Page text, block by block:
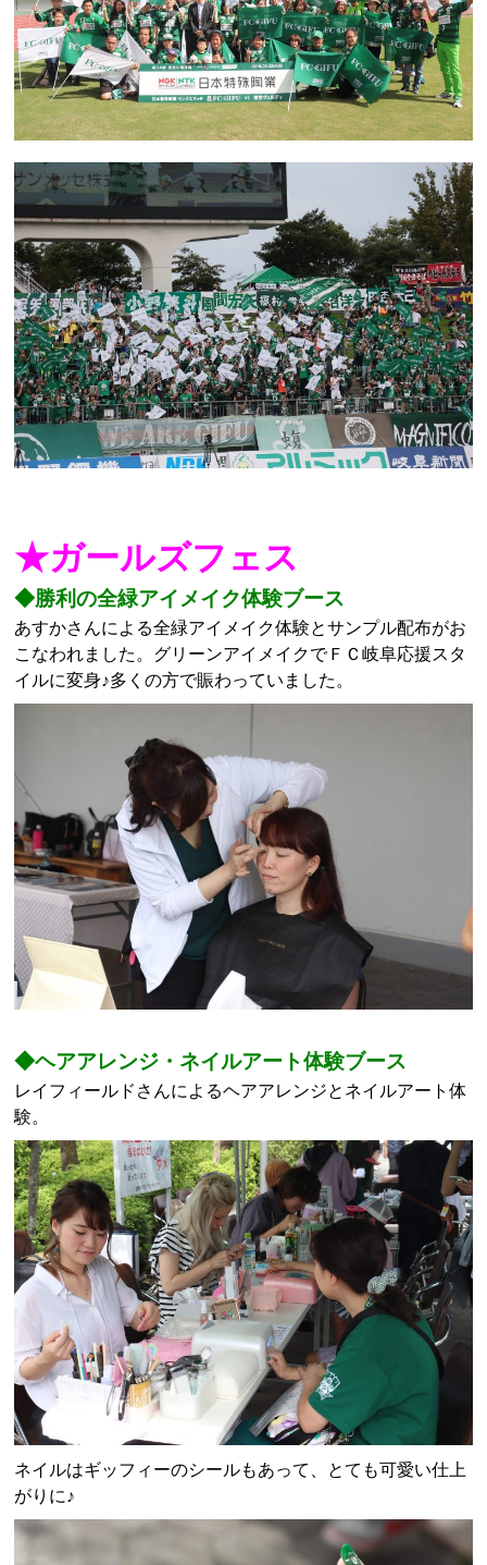
★ガールズフェス
◆勝利の全緑アイメイク体験ブース
あすかさんによる全緑アイメイク体験とサンプル配布がお
こなわれました。グリーンアイメイクでＦＣ岐阜応援スタ
イルに変身♪多くの方で賑わっていました。
◆ヘアアレンジ・ネイルアート体験ブース
レイフィールドさんによるヘアアレンジとネイルアート体
験。
ネイルはギッフィーのシールもあって、とても可愛い仕上
がりに♪